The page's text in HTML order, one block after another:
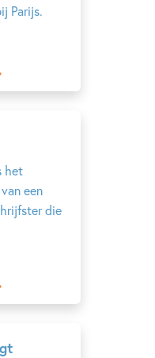
Parijs.
het
een
die